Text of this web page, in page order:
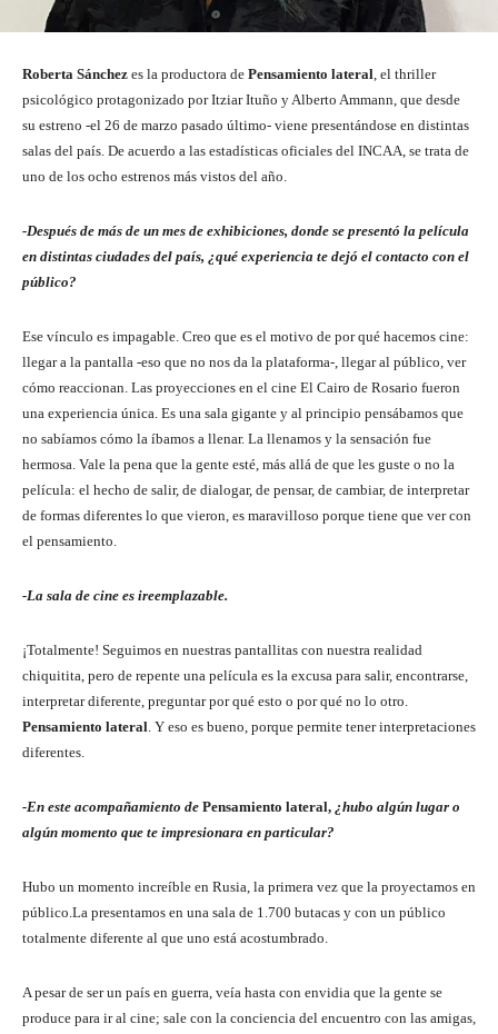
Roberta Sánchez es la productora de Pensamiento lateral, el thriller
psicológico protagonizado por Itziar Ituño y Alberto Ammann, que desde
su estreno -el 26 de marzo pasado último- viene presentándose en distintas
salas del país. De acuerdo a las estadísticas oficiales del INCAA, se trata de
uno de los ocho estrenos más vistos del año.
-Después de más de un mes de exhibiciones, donde se presentó la película
en distintas ciudades del país, ¿qué experiencia te dejó el contacto con el
público?
Ese vínculo es impagable. Creo que es el motivo de por qué hacemos cine:
llegar a la pantalla -eso que no nos da la plataforma-, llegar al público, ver
cómo reaccionan. Las proyecciones en el cine El Cairo de Rosario fueron
una experiencia única. Es una sala gigante y al principio pensábamos que
no sabíamos cómo la íbamos a llenar. La llenamos y la sensación fue
hermosa. Vale la pena que la gente esté, más allá de que les guste o no la
película: el hecho de salir, de dialogar, de pensar, de cambiar, de interpretar
de formas diferentes lo que vieron, es maravilloso porque tiene que ver con
el pensamiento.
-La sala de cine es ireemplazable.
¡Totalmente! Seguimos en nuestras pantallitas con nuestra realidad
chiquitita, pero de repente una película es la excusa para salir, encontrarse,
interpretar diferente, preguntar por qué esto o por qué no lo otro.
Pensamiento lateral. Y eso es bueno, porque permite tener interpretaciones
diferentes.
-En este acompañamiento de Pensamiento lateral, ¿hubo algún lugar o
algún momento que te impresionara en particular?
Hubo un momento increíble en Rusia, la primera vez que la proyectamos en
público.La presentamos en una sala de 1.700 butacas y con un público
totalmente diferente al que uno está acostumbrado.
A pesar de ser un país en guerra, veía hasta con envidia que la gente se
produce para ir al cine; sale con la conciencia del encuentro con las amigas,